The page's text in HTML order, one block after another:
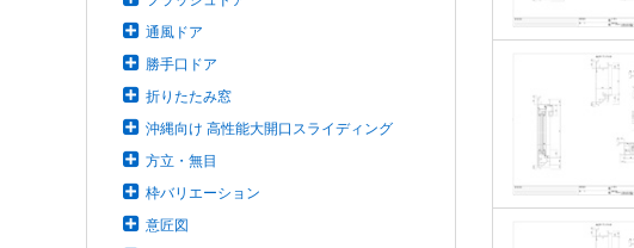
通風ドア
勝手口ドア
折りたたみ窓
沖縄向け 高性能大開口スライディング
方立・無目
枠バリエーション
意匠図